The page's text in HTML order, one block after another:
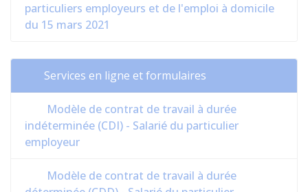
particuliers employeurs et de l'emploi à domicile
du 15 mars 2021
Services en ligne et formulaires
Modèle de contrat de travail à durée
indéterminée (CDI) - Salarié du particulier
employeur
Modèle de contrat de travail à durée